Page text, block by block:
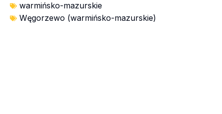
warmińsko-mazurskie
Węgorzewo (warmińsko-mazurskie)